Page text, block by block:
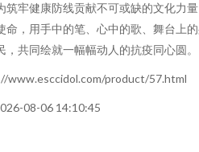
筑牢健康防线贡献不可或缺的文化力
命，用手中的笔、心中的歌、舞台上
共同绘就一幅幅动人的抗疫同心圆。
www.esccidol.com/product/57.html
08-06 14:10:45